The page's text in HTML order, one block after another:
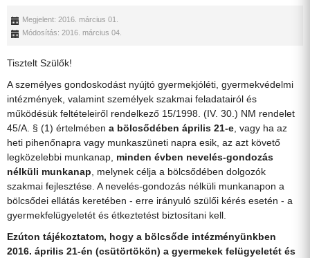
Megjelent: 2016. március 01.
Módosítás: 2016. március 04.
Tisztelt Szülők!
A személyes gondoskodást nyújtó gyermekjóléti, gyermekvédelmi
intézmények, valamint személyek szakmai feladatairól és
működésük feltételeiről rendelkező 15/1998. (IV. 30.) NM rendelet
45/A. § (1) értelmében a bölcsődében április 21-e, vagy ha az
heti pihenőnapra vagy munkaszüneti napra esik, az azt követő
legközelebbi munkanap, minden évben nevelés-gondozás
nélküli munkanap, melynek célja a bölcsődében dolgozók
szakmai fejlesztése. A nevelés-gondozás nélküli munkanapon a
bölcsődei ellátás keretében - erre irányuló szülői kérés esetén - a
gyermekfelügyeletét és étkeztetést biztosítani kell.
Ezúton tájékoztatom, hogy a bölcsőde intézményünkben
2016. április 21-én (csütörtökön) a gyermekek felügyeletét és